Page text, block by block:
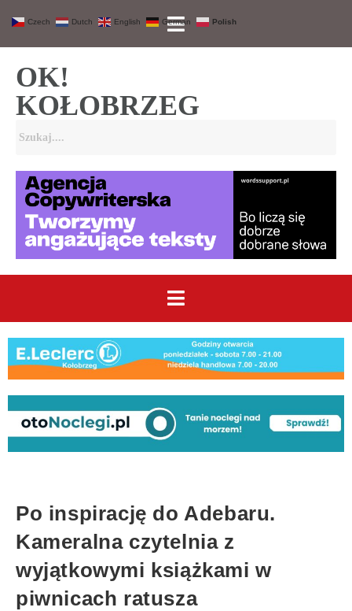
OK!
KOŁOBRZEG
Po inspirację do Adebaru.
Kameralna czytelnia z
wyjątkowymi książkami w
piwnicach ratusza
Czech Dutch English German Polish